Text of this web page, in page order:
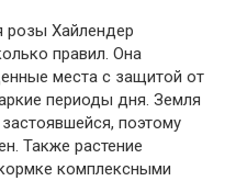
розы Хайлендер
правил. Она
места с защитой от
периоды дня. Земля
поэтому
Также растение
комплексными